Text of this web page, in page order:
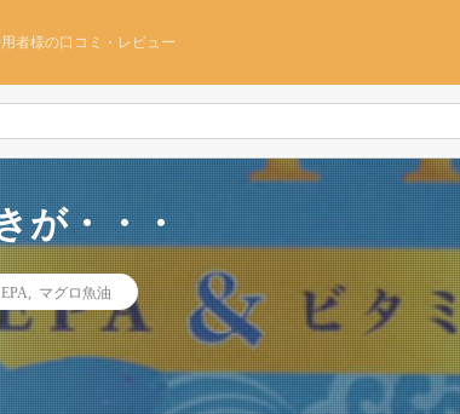
者様の口コミ・レビュー
が・・・
EPA マグロ魚油